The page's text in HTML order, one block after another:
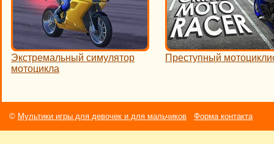
Экстремальный симулятор
мотоцикла
Преступный
© Мультики игры для девочек и для мальчиков Форма контакта